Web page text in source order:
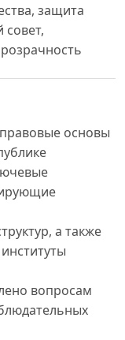
защита
основы
а также
вопросам